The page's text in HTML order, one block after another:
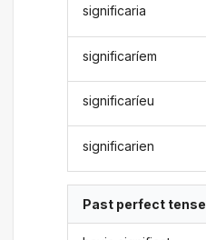
significaria
significaríem
significaríeu
significarien
Past perfect tense